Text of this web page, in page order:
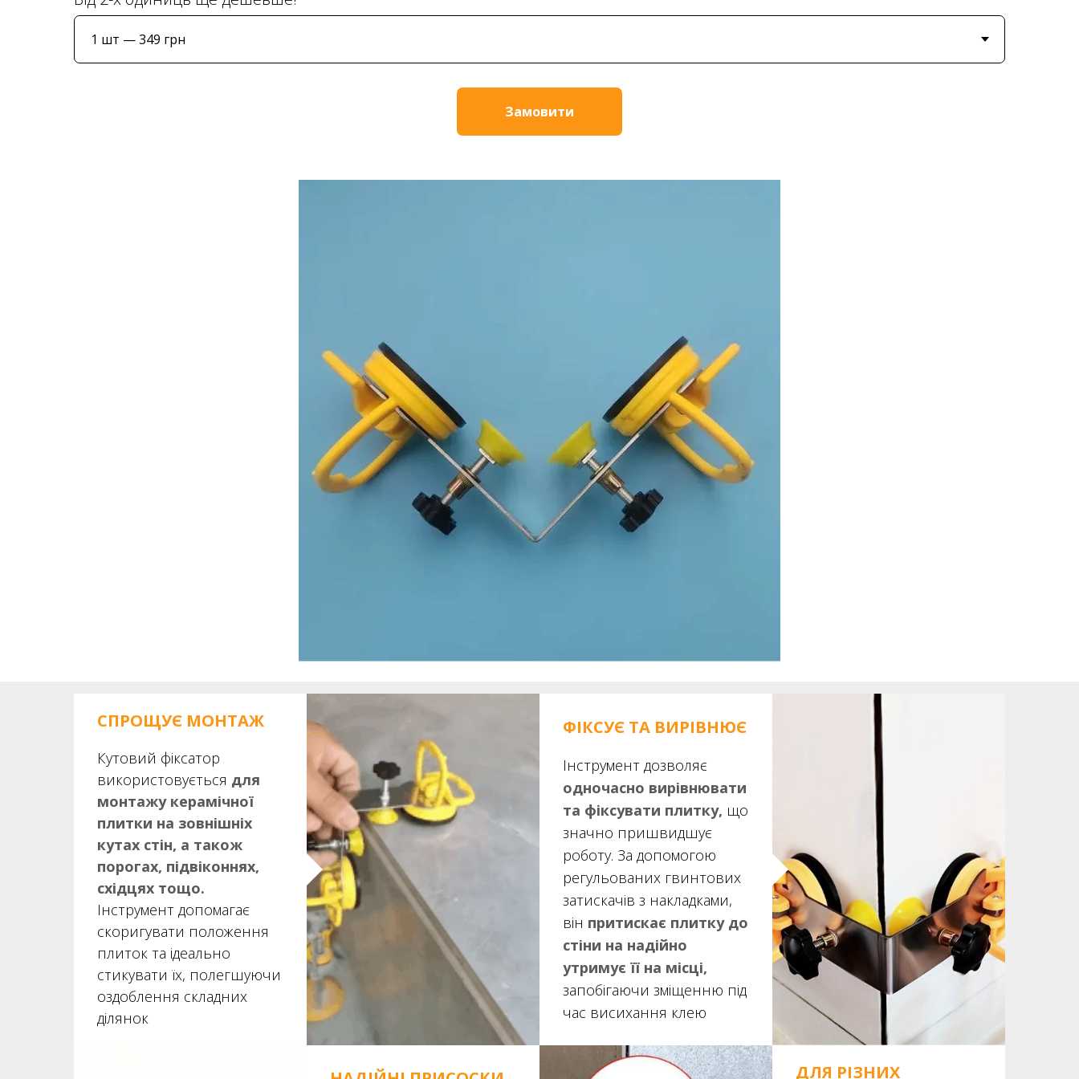
Замовити
СПРОЩУЄ МОНТАЖ
Кутовий фіксатор
використовується для
монтажу керамічної
плитки на зовнішніх
кутах стін, а також
порогах, підвіконнях,
східцях тощо.
Інструмент допомагає
скоригувати положення
плиток та ідеально
стикувати їх, полегшуючи
оздоблення складних
ділянок
ФІКСУЄ ТА ВИРІВНЮЄ
Інструмент дозволяє
одночасно вирівнювати
та фіксувати плитку, що
значно пришвидшує
роботу. За допомогою
регульованих гвинтових
затискачів з накладками,
він притискає плитку до
стіни на надійно
утримує її на місці,
запобігаючи зміщенню під
час висихання клею
ДЛЯ РІЗНИХ